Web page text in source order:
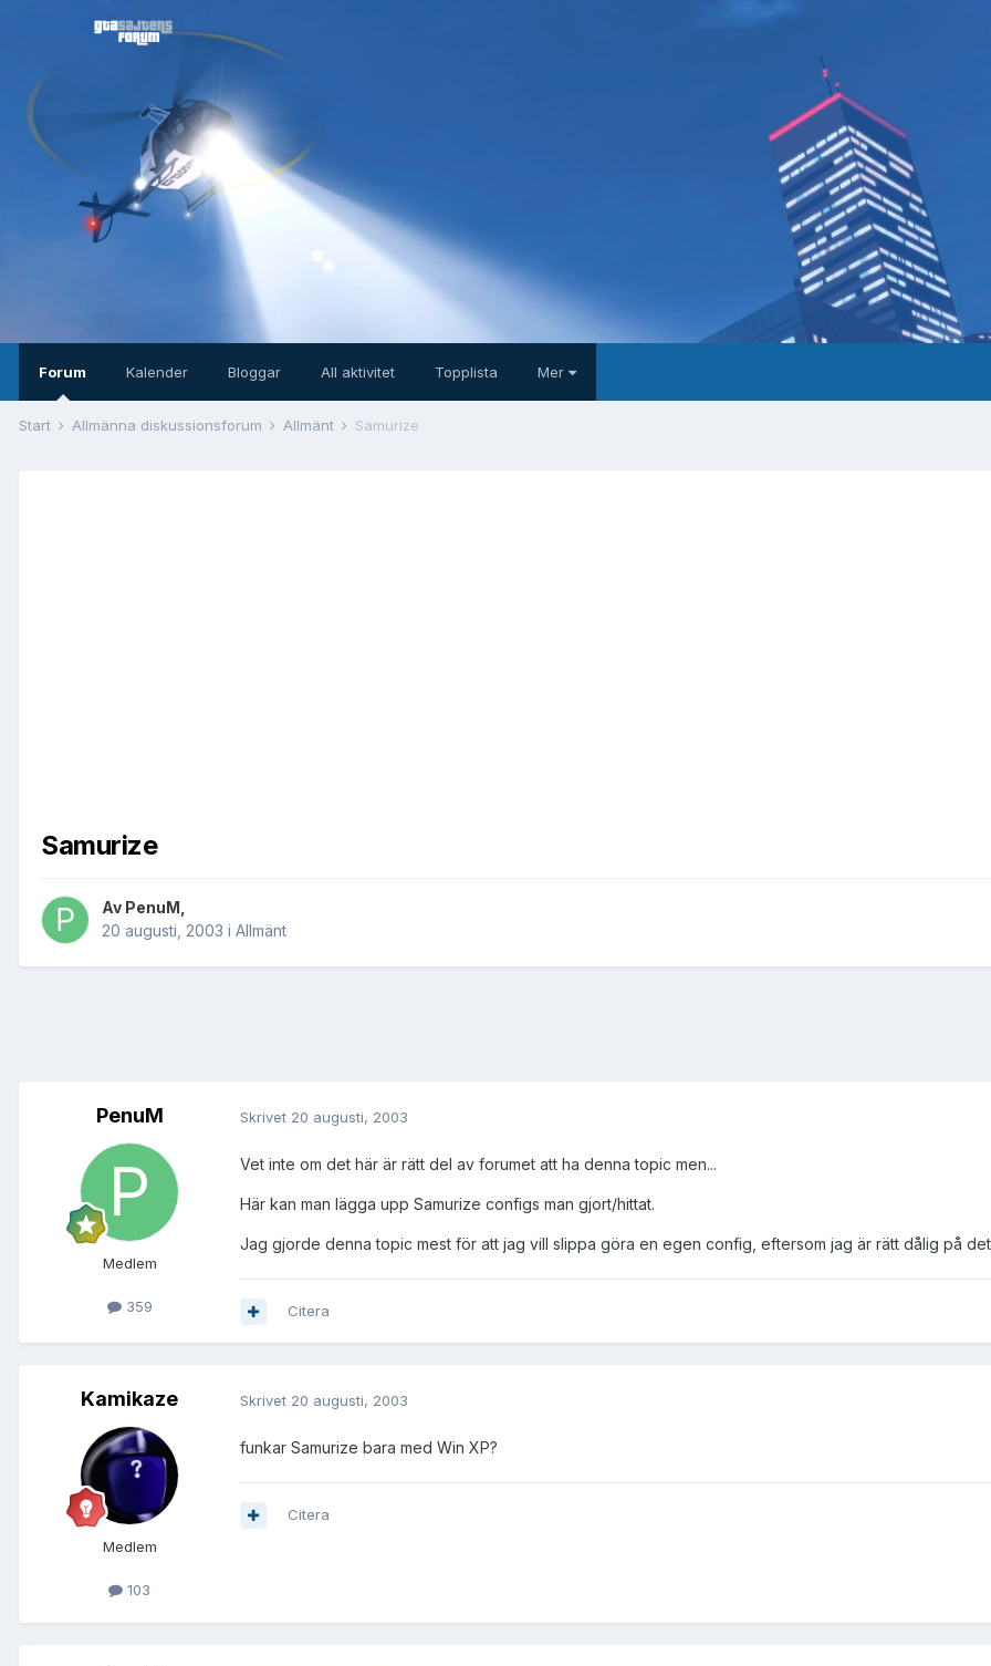
Forum Kalender Bloggar All aktivitet Topplista Mer
Start Allmänna diskussionsforum Allmänt Samurize
Samurize
Av PenuM
20 augusti, 2003 i Allmänt
PenuM
Medlem
359
Skrivet 20 augusti, 2003
Vet inte om det här är rätt del av forumet att ha denna topic men...
Här kan man lägga upp Samurize configs man gjort/hittat.
Jag gjorde denna topic mest för att jag vill slippa göra en egen config, eftersom jag är rätt dålig på det
Citera
Kamikaze
Medlem
103
Skrivet 20 augusti, 2003
funkar Samurize bara med Win XP?
Citera